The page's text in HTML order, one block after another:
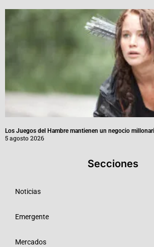
Los Juegos del Hambre mantienen un negocio
5 agosto 2026
Secciones
Noticias
Emergente
Mercados